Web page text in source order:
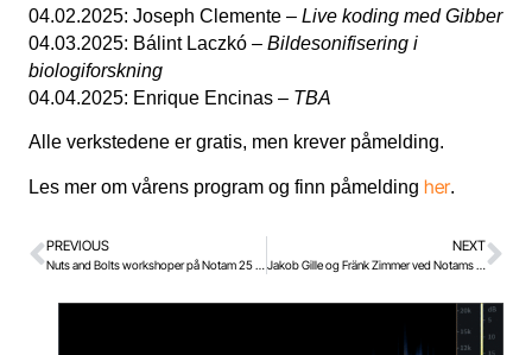
04.02.2025: Joseph Clemente – Live koding med Gibber
04.03.2025: Bálint Laczkó – Bildesonifisering i
biologiforskning
04.04.2025: Enrique Encinas – TBA
Alle verkstedene er gratis, men krever påmelding.
Les mer om vårens program og finn påmelding her.
PREVIOUS
Nuts and Bolts workshoper på Notam 25 & 26 januar
NEXT
Jakob Gille og Fränk Zimmer ved Notams Spatial Audio Meetup 26. februar